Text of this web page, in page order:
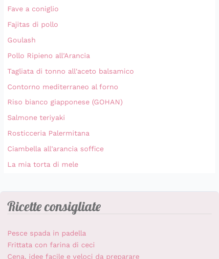
Fave a coniglio
Fajitas di pollo
Goulash
Pollo Ripieno all'Arancia
Tagliata di tonno all'aceto balsamico
Contorno mediterraneo al forno
Riso bianco giapponese (GOHAN)
Salmone teriyaki
Rosticceria Palermitana
Ciambella all'arancia soffice
La mia torta di mele
Ricette consigliate
Pesce spada in padella
Frittata con farina di ceci
Cena, idee facile e veloci da preparare